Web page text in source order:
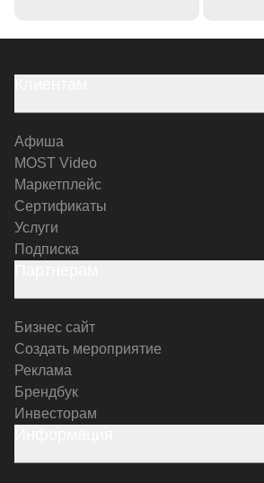
Афиша
MOST Video
Маркетплейс
Сертификаты
Услуги
Подписка
Бизнес сайт
Создать мероприятие
Реклама
Брендбук
Инвесторам